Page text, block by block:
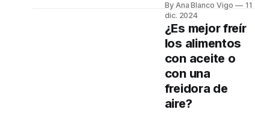
esta guía práctica:
atemperar, usar
termómetro y lograr
siempre resultados
jugosos. ¡Es más fácil
de lo que crees!
By Ana Blanco Vigo
11
dic. 2024
¿Es mejor freír
los alimentos
con aceite o
con una
freidora de
aire?